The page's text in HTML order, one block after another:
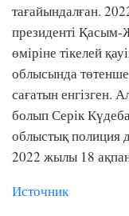
тағайындалған.
президенті
өміріне тікелей
облысында
сағатын енгізген.
болып Серік
облыстық полиция
2022 жылы 18
Источник